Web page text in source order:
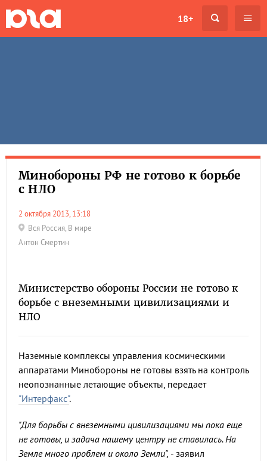
18+
Минобороны РФ не готово к борьбе
с НЛО
2 октября 2013, 13:18
Вся Россия, В мире
Антон Смертин
Министерство обороны России не готово к
борьбе с внеземными цивилизациями и
НЛО
Наземные комплексы управления космическими
аппаратами Минобороны не готовы взять на контроль
неопознанные летающие объекты, передает
"Интерфакс".
"Для борьбы с внеземными цивилизациями мы пока еще
не готовы, и задача нашему центру не ставилась. На
Земле много проблем и около Земли", - заявил